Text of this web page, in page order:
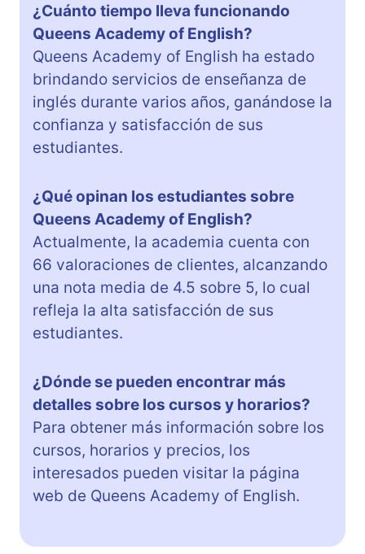
¿Cuánto tiempo lleva funcionando
Queens Academy of English?
Queens Academy of English ha estado
brindando servicios de enseñanza de
inglés durante varios años, ganándose la
confianza y satisfacción de sus
estudiantes.
¿Qué opinan los estudiantes sobre
Queens Academy of English?
Actualmente, la academia cuenta con
66 valoraciones de clientes, alcanzando
una nota media de 4.5 sobre 5, lo cual
refleja la alta satisfacción de sus
estudiantes.
¿Dónde se pueden encontrar más
detalles sobre los cursos y horarios?
Para obtener más información sobre los
cursos, horarios y precios, los
interesados pueden visitar la página
web de Queens Academy of English.